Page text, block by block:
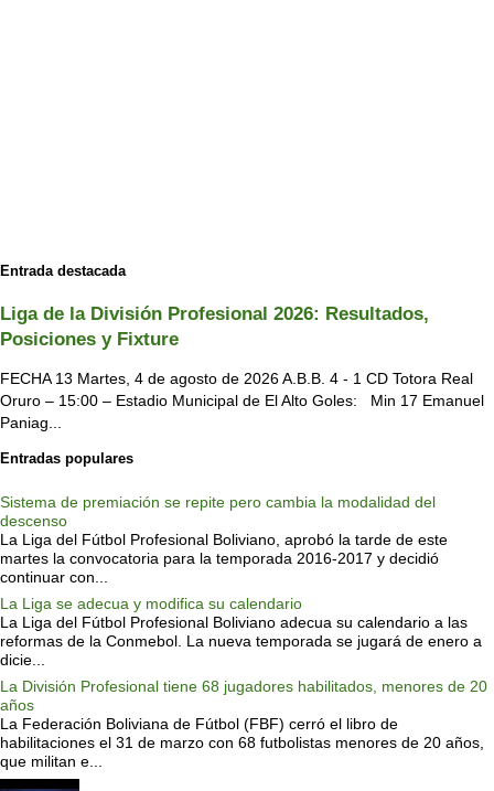
Entrada destacada
Liga de la División Profesional 2026: Resultados,
Posiciones y Fixture
FECHA 13 Martes, 4 de agosto de 2026 A.B.B. 4 - 1 CD Totora Real
Oruro – 15:00 – Estadio Municipal de El Alto Goles: Min 17 Emanuel
Paniag...
Entradas populares
Sistema de premiación se repite pero cambia la modalidad del
descenso
La Liga del Fútbol Profesional Boliviano, aprobó la tarde de este
martes la convocatoria para la temporada 2016-2017 y decidió
continuar con...
La Liga se adecua y modifica su calendario
La Liga del Fútbol Profesional Boliviano adecua su calendario a las
reformas de la Conmebol. La nueva temporada se jugará de enero a
dicie...
La División Profesional tiene 68 jugadores habilitados, menores de 20
años
La Federación Boliviana de Fútbol (FBF) cerró el libro de
habilitaciones el 31 de marzo con 68 futbolistas menores de 20 años,
que militan e...